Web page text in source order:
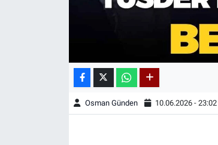
Osman Günden 10.06.2026 - 23:02